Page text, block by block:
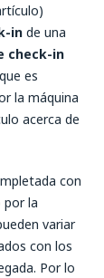
in de una
check-in
es
la máquina
acerca de
con
por la
variar
con los
Por lo